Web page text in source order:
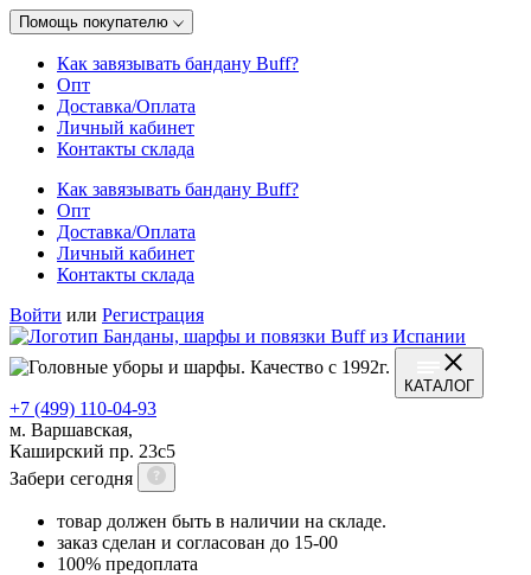
Помощь покупателю
Как завязывать бандану Buff?
Опт
Доставка/Оплата
Личный кабинет
Контакты склада
Как завязывать бандану Buff?
Опт
Доставка/Оплата
Личный кабинет
Контакты склада
Войти или Регистрация
КАТАЛОГ
+7 (499) 110-04-93
м. Варшавская,
Каширский пр. 23с5
Забери сегодня
товар должен быть в наличии на складе.
заказ сделан и согласован до 15-00
100% предоплата